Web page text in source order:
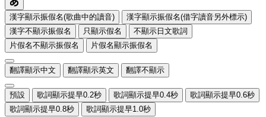
漢字顯示振假名(歌曲中的讀音)
漢字顯示振假名(借字讀音另外標示)
漢字不顯示振假名
只顯示假名
不顯示日文歌詞
片假名不顯示振假名
片假名顯示振假名
翻譯顯示中文 翻譯顯示英文 翻譯不顯示
預設 歌詞顯示提早0.2秒 歌詞顯示提早0.4秒
歌詞顯示提早0.6秒
歌詞顯示提早0.8秒
歌詞顯示提早1.0秒